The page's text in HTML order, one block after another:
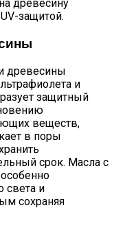
древесину
защитой.
древесины
и
защитный
веществ,
в поры
срок. Масла с
света и
сохраняя